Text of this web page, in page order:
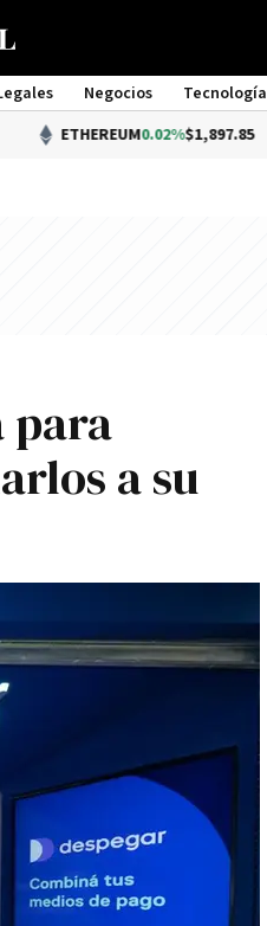
Negocios Tecnología
0.02%$1,897.85
para
a su